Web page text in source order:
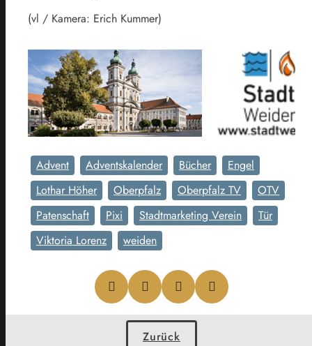
(vl / Kamera: Erich Kummer)
Advent Adventskalender Bücher
Engel
Lothar Höher
Oberpfalz Oberpfalz TV
OTV
Patenschaft
Pixi Stadtmarketing Verein
Tür
Viktoria Lorenz
weiden
Zurück